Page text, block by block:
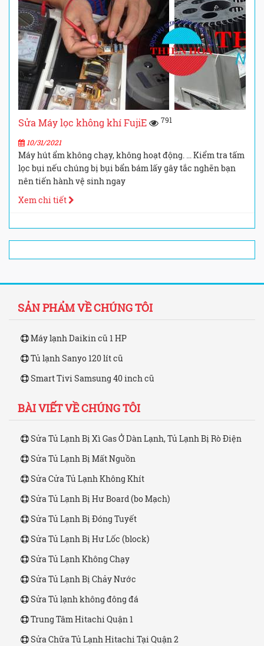
Sửa Máy lọc không khí FujiE 791
10/31/2021
Máy hút ẩm không chạy, không hoạt động. ... Kiểm tra tấm
lọc bụi nếu chúng bị bụi bẩn bám lấy gây tắc nghẽn bạn
nên tiến hành vệ sinh ngay
Xem chi tiết
SẢN PHẨM VỀ CHÚNG TÔI
Máy lạnh Daikin cũ 1 HP
Tủ lạnh Sanyo 120 lít cũ
Smart Tivi Samsung 40 inch cũ
BÀI VIẾT VỀ CHÚNG TÔI
Sửa Tủ Lạnh Bị Xì Gas Ở Dàn Lạnh, Tủ Lạnh Bị Rò Điện
Sửa Tủ Lạnh Bị Mất Nguồn
Sửa Cửa Tủ Lạnh Không Khít
Sửa Tủ Lạnh Bị Hư Board (bo Mạch)
Sửa Tủ Lạnh Bị Đóng Tuyết
Sửa Tủ Lạnh Bị Hư Lốc (block)
Sửa Tủ Lạnh Không Chạy
Sửa Tủ Lạnh Bị Chảy Nước
Sửa Tủ lạnh không đông đá
Trung Tâm Hitachi Quận 1
Sửa Chữa Tủ Lạnh Hitachi Tại Quận 2